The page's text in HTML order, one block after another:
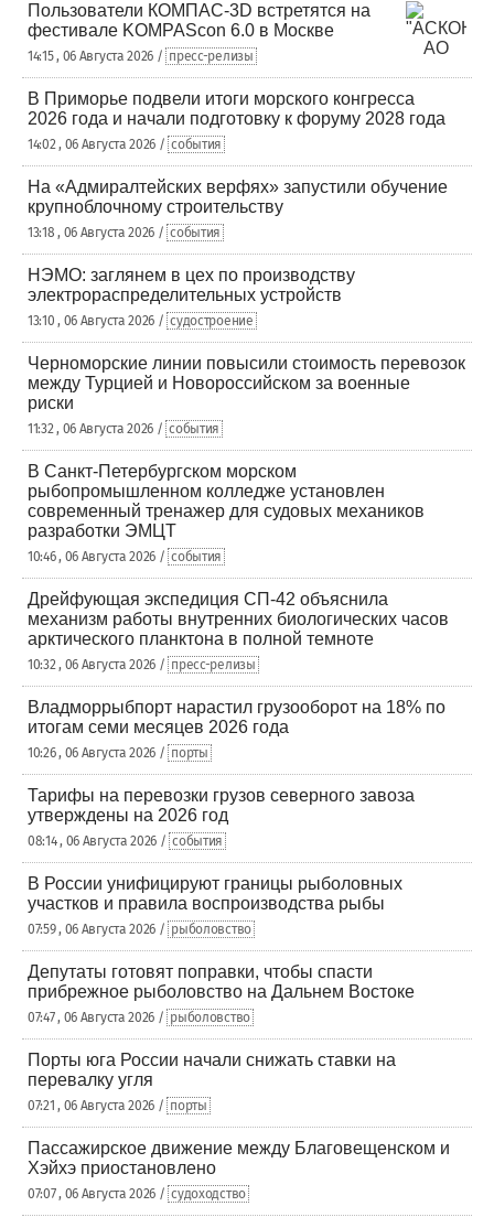
Пользователи КОМПАС-3D встретятся на
фестивале KOMPAScon 6.0 в Москве
14:15 , 06 Августа 2026 / пресс-релизы
В Приморье подвели итоги морского конгресса
2026 года и начали подготовку к форуму 2028 года
14:02 , 06 Августа 2026 / события
На «Адмиралтейских верфях» запустили обучение
крупноблочному строительству
13:18 , 06 Августа 2026 / события
НЭМО: заглянем в цех по производству
электрораспределительных устройств
13:10 , 06 Августа 2026 / судостроение
Черноморские линии повысили стоимость перевозок
между Турцией и Новороссийском за военные
риски
11:32 , 06 Августа 2026 / события
В Санкт-Петербургском морском
рыбопромышленном колледже установлен
современный тренажер для судовых механиков
разработки ЭМЦТ
10:46 , 06 Августа 2026 / события
Дрейфующая экспедиция СП-42 объяснила
механизм работы внутренних биологических часов
арктического планктона в полной темноте
10:32 , 06 Августа 2026 / пресс-релизы
Владморрыбпорт нарастил грузооборот на 18% по
итогам семи месяцев 2026 года
10:26 , 06 Августа 2026 / порты
Тарифы на перевозки грузов северного завоза
утверждены на 2026 год
08:14 , 06 Августа 2026 / события
В России унифицируют границы рыболовных
участков и правила воспроизводства рыбы
07:59 , 06 Августа 2026 / рыболовство
Депутаты готовят поправки, чтобы спасти
прибрежное рыболовство на Дальнем Востоке
07:47 , 06 Августа 2026 / рыболовство
Порты юга России начали снижать ставки на
перевалку угля
07:21 , 06 Августа 2026 / порты
Пассажирское движение между Благовещенском и
Хэйхэ приостановлено
07:07 , 06 Августа 2026 / судоходство